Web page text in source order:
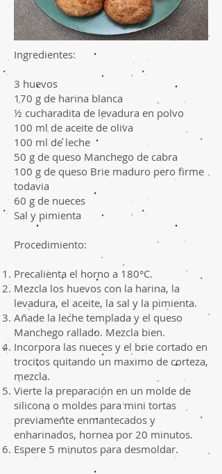
Ingredientes:
3 huevos
170 g de harina blanca
½ cucharadita de levadura en polvo
100 ml de aceite de oliva
100 ml de leche
50 g de queso Manchego de cabra
100 g de queso Brie maduro pero firme
todavia
60 g de nueces
Sal y pimienta
Procedimiento:
Precalienta el horno a 180°C.
Mezcla los huevos con la harina, la
levadura, el aceite, la sal y la pimienta.
Añade la leche templada y el queso
Manchego rallado. Mezcla bien.
Incorpora las nueces y el brie cortado en
trocitos quitando un maximo de corteza,
mezcla.
Vierte la preparación en un molde de
silicona o moldes para mini tortas
previamente enmantecados y
enharinados, hornea por 20 minutos.
Espere 5 minutos para desmoldar.